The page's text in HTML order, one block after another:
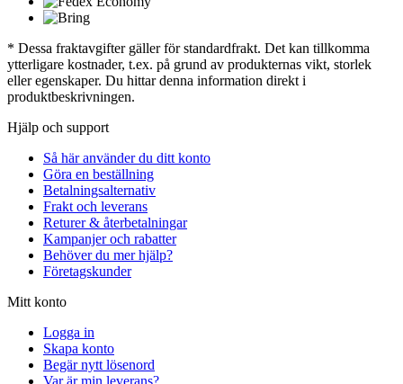
* Dessa fraktavgifter gäller för standardfrakt. Det kan tillkomma
ytterligare kostnader, t.ex. på grund av produkternas vikt, storlek
eller egenskaper. Du hittar denna information direkt i
produktbeskrivningen.
Hjälp och support
Så här använder du ditt konto
Göra en beställning
Betalningsalternativ
Frakt och leverans
Returer & återbetalningar
Kampanjer och rabatter
Behöver du mer hjälp?
Företagskunder
Mitt konto
Logga in
Skapa konto
Begär nytt lösenord
Var är min leverans?